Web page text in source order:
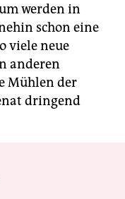
werden in
schon eine
viele neue
anderen
Mühlen der
dringend